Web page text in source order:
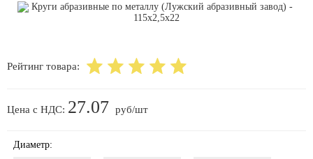
Рейтинг товара:
Цена с НДС: 27.07 руб/шт
Диаметр: